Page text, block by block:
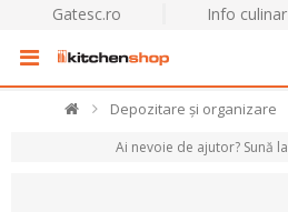
Gatesc.ro Info culinar
Depozitare și organizare
Ai nevoie de ajutor? Sună la